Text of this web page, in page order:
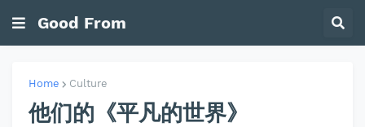
Good From
Home Culture
他们的《平凡的世界》